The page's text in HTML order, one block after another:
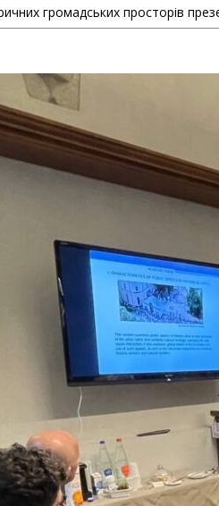
громадських просторів